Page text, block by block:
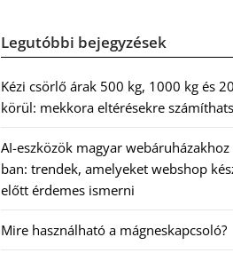
Legutóbbi bejegyzések
Kézi csörlő árak 500 kg, 1000 kg és
körül: mekkora eltérésekre
AI-eszközök magyar
ban: trendek, amelyeket webshop
előtt érdemes ismerni
Mire használható a mágneskapcsoló?